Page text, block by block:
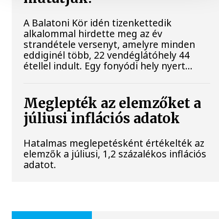
A Balatoni Kör idén tizenkettedik
alkalommal hirdette meg az év
strandétele versenyt, amelyre minden
eddiginél több, 22 vendéglátóhely 44
étellel indult. Egy fonyódi hely nyert...
Meglepték az elemzőket a
júliusi inflációs adatok
Hatalmas meglepetésként értékelték az
elemzők a júliusi, 1,2 százalékos inflációs
adatot.